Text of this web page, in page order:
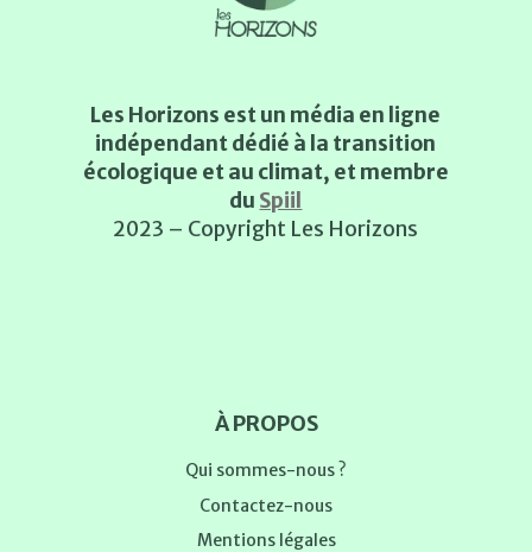
Les Horizons est un média en ligne
indépendant dédié à la transition
écologique et au climat, et membre
du Spiil
2023 – Copyright Les Horizons
À PROPOS
Qui sommes-nous ?
Contactez-nous
Mentions légales